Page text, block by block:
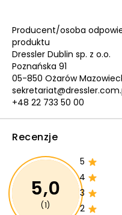
Producent/osoba
produktu
Dressler Dublin sp. z o.o.
Poznańska 91
05-850 Ożarów
+48 22 733 50 00
Recenzje
5,0
(1)
5
4
3
2